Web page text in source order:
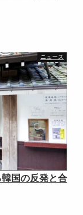
ニュース
国の反発と合